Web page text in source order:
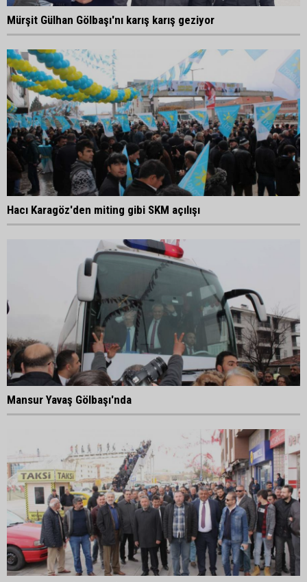
Mürşit Gülhan Gölbaşı'nı karış karış geziyor
Hacı Karagöz'den miting gibi SKM açılışı
Mansur Yavaş Gölbaşı'nda